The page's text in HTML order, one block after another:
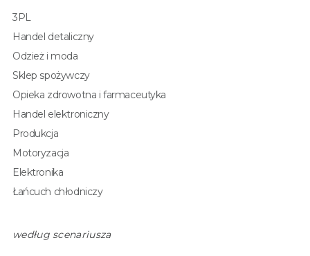
3PL
Handel detaliczny
Odzież i moda
Sklep spożywczy
Opieka zdrowotna i farmaceutyka
Handel elektroniczny
Produkcja
Motoryzacja
Elektronika
Łańcuch chłodniczy
według scenariusza